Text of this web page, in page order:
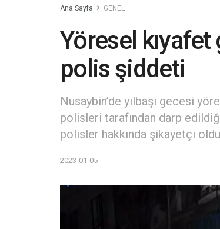
Ana Sayfa GENEL
Yöresel
polis şiddeti
Nusaybin’de yılbaşı gecesi
polisleri tarafından darp
polisler hakkında şikayetçi
2023-01-05